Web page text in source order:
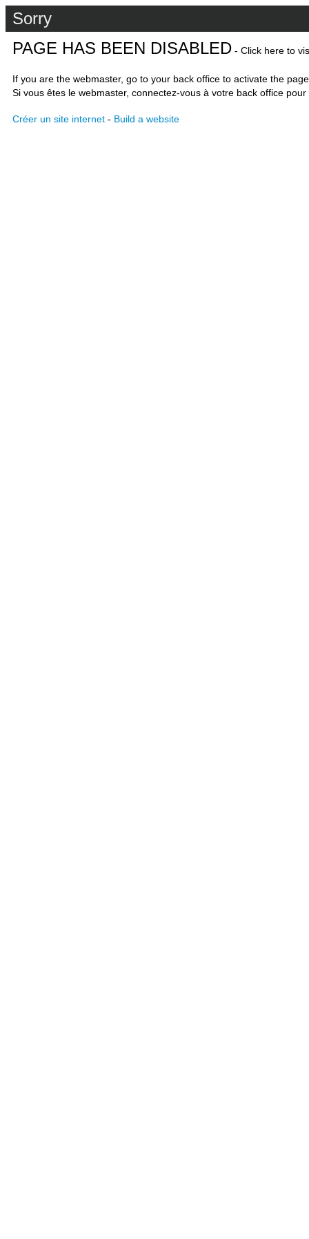
Sorry
PAGE HAS BEEN DISABLED - Click here to
If you are the webmaster, go to your back office to activate the
Si vous êtes le webmaster, connectez-vous à votre back office
Créer un site internet - Build a website